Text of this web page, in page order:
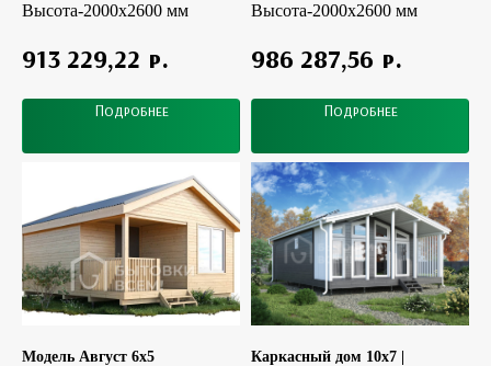
Высота-2000х2600 мм
913 229,22 р.
Подробнее
Высота-2000х2600 мм
986 287,56 р.
Подробнее
Модель Август 6x5 Каркасный дом 10x7 |